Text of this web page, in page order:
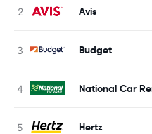
Avis
Budget
National Car
Hertz